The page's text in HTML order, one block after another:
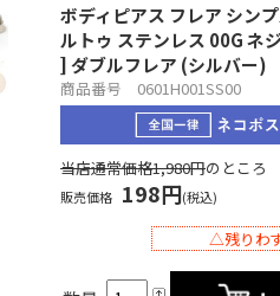
ボディピアス フレア シン
ルトゥ ステンレス 00G ネ
] ダブルフレア (シルバー)
商品番号 0601H001SS00
当店通常価格1,980円のところ
販売価格 198円(税込)
△残りわ